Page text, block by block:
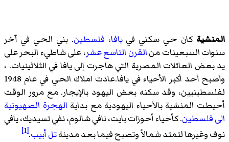
المنشية كان حي سكني فييافا، فلسطين. بني الحي في آخر
سنوات السبعينات منالقرن التاسع عشر، على شاطيء البحر على
يد بعض العائلات المصرية التي هاجرت إلى يافا في الثلاثينيات. ،
وأصبح أحد أكبر الأحياء في يافا.عادت املاك الحي في عام 1948
لفلسطينيين، وقد سكنه بعض اليهود بالإيجار. مع مرور الوقت
أحيطت المنشية بالأحياء اليهودية مع بداية الهجرة الصهيونية
الى فلسطين. كأحياء أحوزات بايت، نافي شالوم، نفي تسيديك، يافي
نوف وغيرها لتمتد شمالاً وتصبح فيما بعد مدينةتل أبيب.
[1]